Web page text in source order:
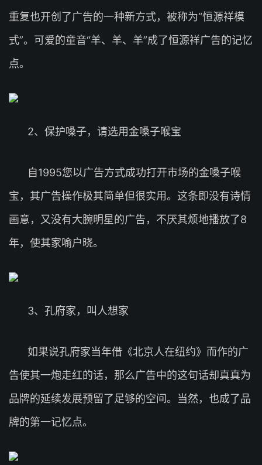
重复也开创了广告的一种新方式，被称为“恒源祥模
式”。可爱的童音“羊、羊、羊”成了恒源祥广告的记忆
点。
2、保护嗓子，请选用金嗓子喉宝
自1995您以广告方式成功打开市场的金嗓子喉
宝，其广告操作极其简单但很实用。这条即没有诗情
画意，又没有大腕明星的广告，不厌其烦地播放了8
年，使其家喻户晓。
3、孔府家，叫人想家
如果说孔府家当年借《北京人在纽约》而作的广
告使其一炮走红的话，那么广告中的这句话却真真为
品牌的延续发展预留了足够的空间。当然，也成了品
牌的第一记忆点。